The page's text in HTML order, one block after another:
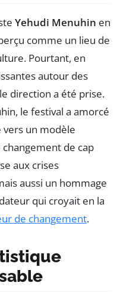
Yehudi Menuhin en
comme un lieu de
Pourtant, en
autour des
direction a été prise.
le festival a amorcé
un modèle
de cap
aux crises
aussi un hommage
qui croyait en la
de changement.